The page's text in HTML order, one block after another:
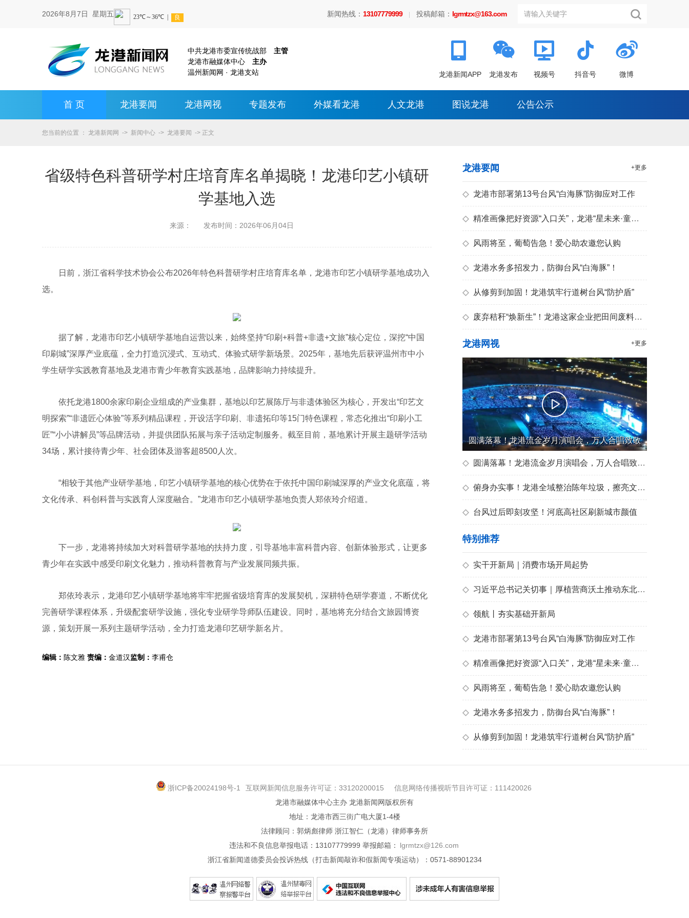
2026年8月7日 星期五 新闻热线： 13107779999 投稿邮箱： lgrmtzx@163.com
中共龙港市委宣传统战部 主管
龙港市融媒体中心 主办
温州新闻网 · 龙港支站
龙港新闻APP 龙港发布 视频号 抖音号 微博
首 页 龙港要闻 龙港网视 专题发布 外媒看龙港 人文龙港 图说龙港 公告公示
您当前的位置 ： 龙港新闻网 -> 新闻中心 -> 龙港要闻 -> 正文
省级特色科普研学村庄培育库名单揭晓！龙港印艺小镇研
学基地入选
来源： 发布时间： 2026年06月04日
日前，浙江省科学技术协会公布2026年特色科普研学村庄培育库名单，龙港市印艺小镇研学基地成功入
选。
据了解，龙港市印艺小镇研学基地自运营以来，始终坚持“印刷+科普+非遗+文旅”核心定位，深挖“中国
印刷城”深厚产业底蕴，全力打造沉浸式、互动式、体验式研学新场景。2025年，基地先后获评温州市中小
学生研学实践教育基地及龙港市青少年教育实践基地，品牌影响力持续提升。
依托龙港1800余家印刷企业组成的产业集群，基地以印艺展陈厅与非遗体验区为核心，开发出“印艺文
明探索”“非遗匠心体验”等系列精品课程，开设活字印刷、非遗拓印等15门特色课程，常态化推出“印刷小工
匠”“小小讲解员”等品牌活动，并提供团队拓展与亲子活动定制服务。截至目前，基地累计开展主题研学活动
34场，累计接待青少年、社会团体及游客超8500人次。
“相较于其他产业研学基地，印艺小镇研学基地的核心优势在于依托中国印刷城深厚的产业文化底蕴，将
文化传承、科创科普与实践育人深度融合。”龙港市印艺小镇研学基地负责人郑依玲介绍道。
下一步，龙港将持续加大对科普研学基地的扶持力度，引导基地丰富科普内容、创新体验形式，让更多
青少年在实践中感受印刷文化魅力，推动科普教育与产业发展同频共振。
郑依玲表示，龙港印艺小镇研学基地将牢牢把握省级培育库的发展契机，深耕特色研学赛道，不断优化
完善研学课程体系，升级配套研学设施，强化专业研学导师队伍建设。同时，基地将充分结合文旅园博资
源，策划开展一系列主题研学活动，全力打造龙港印艺研学新名片。
编辑： 陈文雅 责编： 金道汉监制： 李甫仓
+更多
龙港要闻
◇ 龙港市部署第13号台风“白海豚”防御应对工作
◇ 精准画像把好资源“入口关”，龙港“星未来·童心筑梦”暑期托管创作营点亮儿童素养之光
◇ 风雨将至，葡萄告急！爱心助农邀您认购
◇ 龙港水务多招发力，防御台风“白海豚”！
◇ 从修剪到加固！龙港筑牢行道树台风“防护盾”
◇ 废弃秸秆“焕新生”！龙港这家企业把田间废料变成优质有机肥
+更多
龙港网视
圆满落幕！龙港流金岁月演唱会，万人合唱致敬
青春
◇ 圆满落幕！龙港流金岁月演唱会，万人合唱致敬青春
◇ 俯身办实事！龙港全域整治陈年垃圾，擦亮文明底色
◇ 台风过后即刻攻坚！河底高社区刷新城市颜值
特别推荐
◇ 实干开新局｜消费市场开局起势
◇ 习近平总书记关切事｜厚植营商沃土推动东北全面振兴
◇ 领航丨夯实基础开新局
◇ 龙港市部署第13号台风“白海豚”防御应对工作
◇ 精准画像把好资源“入口关”，龙港“星未来·童心筑梦”暑期托管创作营点亮儿童素养之光
◇ 风雨将至，葡萄告急！爱心助农邀您认购
◇ 龙港水务多招发力，防御台风“白海豚”！
◇ 从修剪到加固！龙港筑牢行道树台风“防护盾”
浙ICP备20024198号-1 互联网新闻信息服务许可证：33120200015
信息网络传播视听节目许可证：111420026
龙港市融媒体中心主办 龙港新闻网版权所有
地址：龙港市西三街广电大厦1-4楼
法律顾问：郭炳彪律师 浙江智仁（龙港）律师事务所
违法和不良信息举报电话：13107779999 举报邮箱：
lgrmtzx@126.com
浙江省新闻道德委员会投诉热线（打击新闻敲诈和假新闻专项运动）：0571-88901234